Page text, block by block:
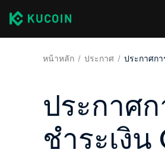
หน้าหลัก ประกาศ ประกาศกา
ประกาศ
ชำระเงิน